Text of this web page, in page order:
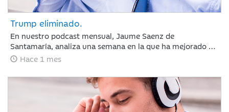
Trump eliminado.
En nuestro podcast mensual, Jaume Saenz de
Santamaría, analiza una semana en la que ha mejorado el
sentimiento de mercado por la moderación de la inflación
Fed mantendrán los tipos estables en julio. Europa subió
por la banca y Meta sacudió las tecnológicas con dudas
sobre la IA, mientras el mercado mira ya a los resultados
Hace 1 mes